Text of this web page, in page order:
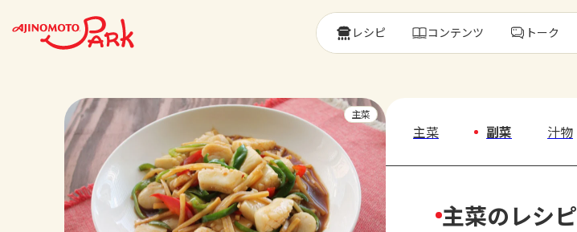
レシピ コンテンツ トーク
主菜
主菜 副菜 汁物
主菜のレシピ